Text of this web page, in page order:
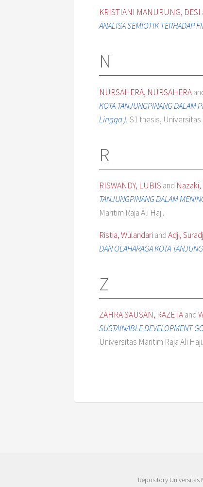
KRISTIANI MANURUNG, DESI
ANALISA SEMIOTIK TERHADAP
N
NURSAHERA, NURSAHERA
KOTA TANJUNGPINANG
Lingga ). S1 thesis, Universitas
R
RISWANDY, LUBIS and
TANJUNGPINANG DALAM
Maritim Raja Ali Haji.
Ristia, Wulandari andAdji,
DAN OLAHARAGA KOTA
Z
ZAHRA SAUSAN, RAZETAand
SUSTAINABLE DEVELOPMENT
Universitas Maritim Raja Ali Haji.
Repository Universitas